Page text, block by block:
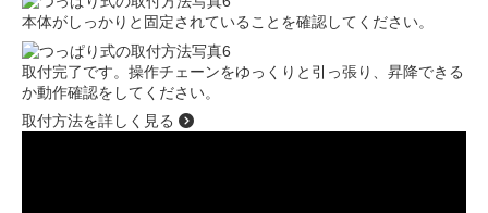
本体がしっかりと固定されていることを確認してください。
取付完了です。操作チェーンをゆっくりと引っ張り、昇降できる
か動作確認をしてください。
取付方法を詳しく見る